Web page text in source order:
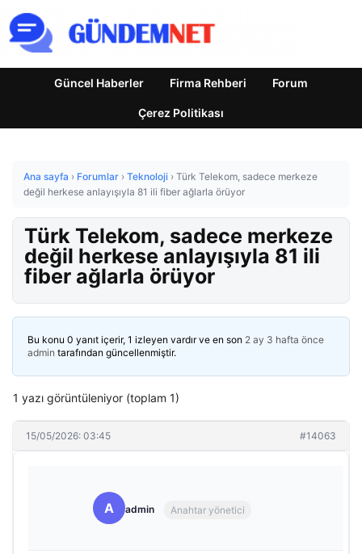
Güncel Haberler Firma Rehberi Forum
Çerez Politikası
Ana sayfa › Forumlar › Teknoloji › Türk Telekom, sadece merkeze
değil herkese anlayışıyla 81 ili fiber ağlarla örüyor
Türk Telekom, sadece merkeze
değil herkese anlayışıyla 81 ili
fiber ağlarla örüyor
Bu konu 0 yanıt içerir, 1 izleyen vardır ve en son 2 ay 3 hafta önce
admin tarafından güncellenmiştir.
1 yazı görüntüleniyor (toplam 1)
15/05/2026: 03:45 #14063
A admin Anahtar yönetici